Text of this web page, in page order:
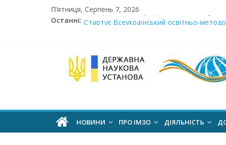
П’ятниця, Серпень 7, 2026
Останні:
Сімнадцята міжнародна виставка
Стартує Всеукраїнський освітньо-
Розпочато прийом документів на
Інститут
модернізації
змісту
НОВИНИ ПРО ІМЗО ДІЯЛЬНІСТЬ